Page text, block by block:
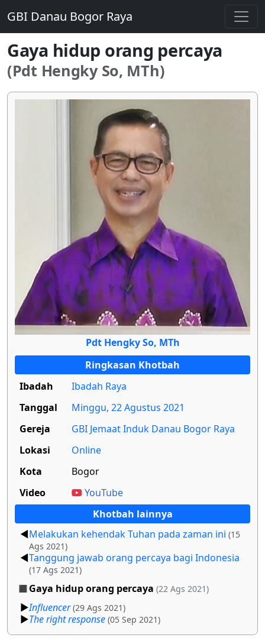
GBI Danau Bogor Raya
Gaya hidup orang percaya
(Pdt Hengky So, MTh)
Pdt Hengky So, MTh
Ringkasan Khotbah
Ibadah
Ibadah Raya
Tanggal
Minggu, 22 Agustus 2021
Gereja
GBI Jemaat Induk Danau Bogor Raya
Lokasi
Online
Kota
Bogor
Video
YouTube
Khotbah lainnya
Melakukan kehendak Tuhan pada zaman ini (15
Ags 2021)
Tanggung jawab orang percaya bagi Indonesia
(17 Ags 2021)
Gaya hidup orang percaya (22 Ags 2021)
Influencer (29 Ags 2021)
The right response (05 Sep 2021)